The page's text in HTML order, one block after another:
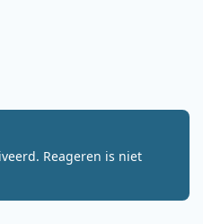
Reageren is niet